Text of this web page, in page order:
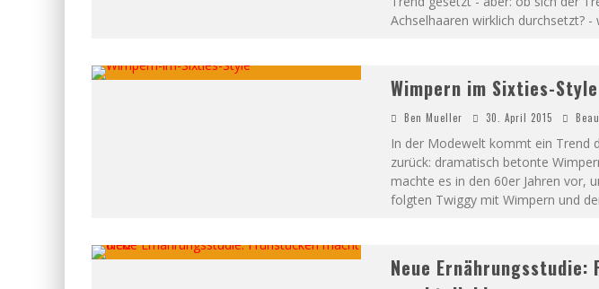
Achselhaaren wirklich durchsetzt? -
Wimpern im Sixties-Style
Ben Mueller 30. April 2015
In der Modewelt kommt ein Trend
zurück: dramatisch betonte
machte es in den 60er Jahren vor,
folgten Twiggy mit Wimpern und
Neue Ernährungsstudie: